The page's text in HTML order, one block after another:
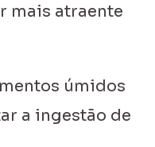
mais atraente
úmidos
a ingestão de